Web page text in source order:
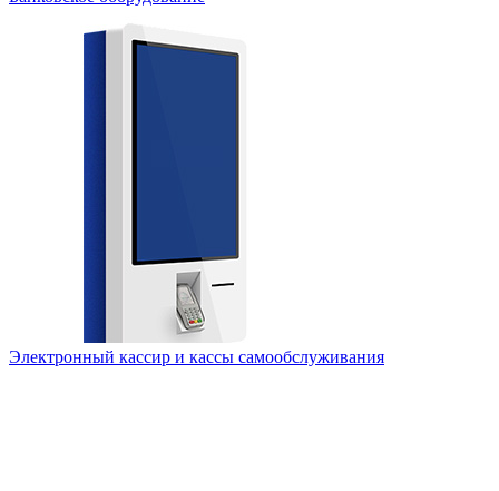
Электронный кассир и кассы самообслуживания